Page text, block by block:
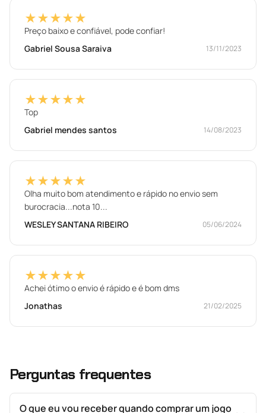
★★★★★
Preço baixo e confiável, pode confiar!
Gabriel Sousa Saraiva
13/11/2023
★★★★★
Top
Gabriel mendes santos
14/08/2023
★★★★★
Olha muito bom atendimento e rápido no envio sem
burocracia...nota 10...
WESLEY SANTANA RIBEIRO
05/06/2024
★★★★★
Achei ótimo o envio é rápido e é bom dms
Jonathas
21/02/2025
Perguntas frequentes
O que eu vou receber quando comprar um jogo